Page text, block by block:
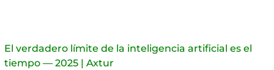
El verdadero límite de la inteligencia artificial es el
tiempo — 2025 | Axtur